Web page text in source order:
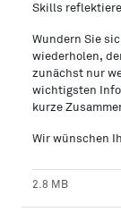
Skills
Wundern Sie
wiederholen,
zunächst nur
wichtigsten
kurze
Wir wünschen
2.8 MB